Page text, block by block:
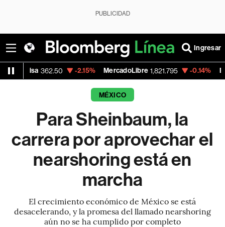
PUBLICIDAD
Ingresar
-2.15% MercadoLibre 1,821.795 -0.14% Banco de
MÉXICO
Para Sheinbaum, la
carrera por aprovechar el
nearshoring está en
marcha
El crecimiento económico de México se está
desacelerando, y la promesa del llamado nearshoring
aún no se ha cumplido por completo